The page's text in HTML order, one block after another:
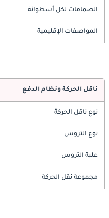
الصمامات لكل أسطوانة
المواصفات الإقليمية
ناقل الحركة ونظام الدفع
نوع ناقل الحركة
نوع التروس
علبة التروس
مجموعة نقل الحركة